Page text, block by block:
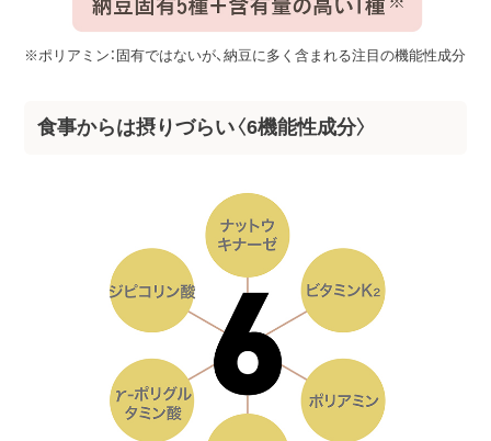
※ポリアミン：固有ではないが、納豆に多く含まれる注目の機能性成分
食事からは摂りづらい〈6機能性成分〉